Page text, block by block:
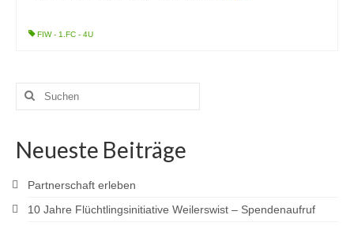
FIW - 1.FC - 4U
Suchen
Neueste Beiträge
Partnerschaft erleben
10 Jahre Flüchtlingsinitiative Weilerswist – Spendenaufruf